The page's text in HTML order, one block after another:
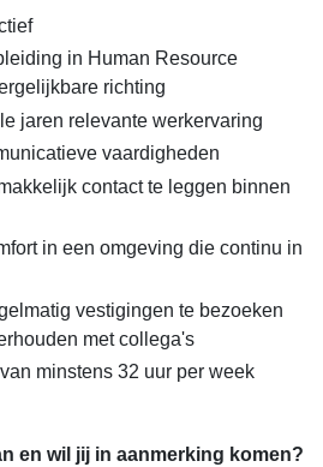
in Human Resource
richting
jaren relevante werkervaring
vaardigheden
contact te leggen binnen
in een omgeving die continu in
vestigingen te bezoeken
met collega's
minstens 32 uur per week
en wil jij in aanmerking komen?